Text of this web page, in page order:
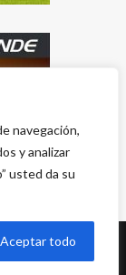
navegación,
y analizar
usted da su
Aceptar todo